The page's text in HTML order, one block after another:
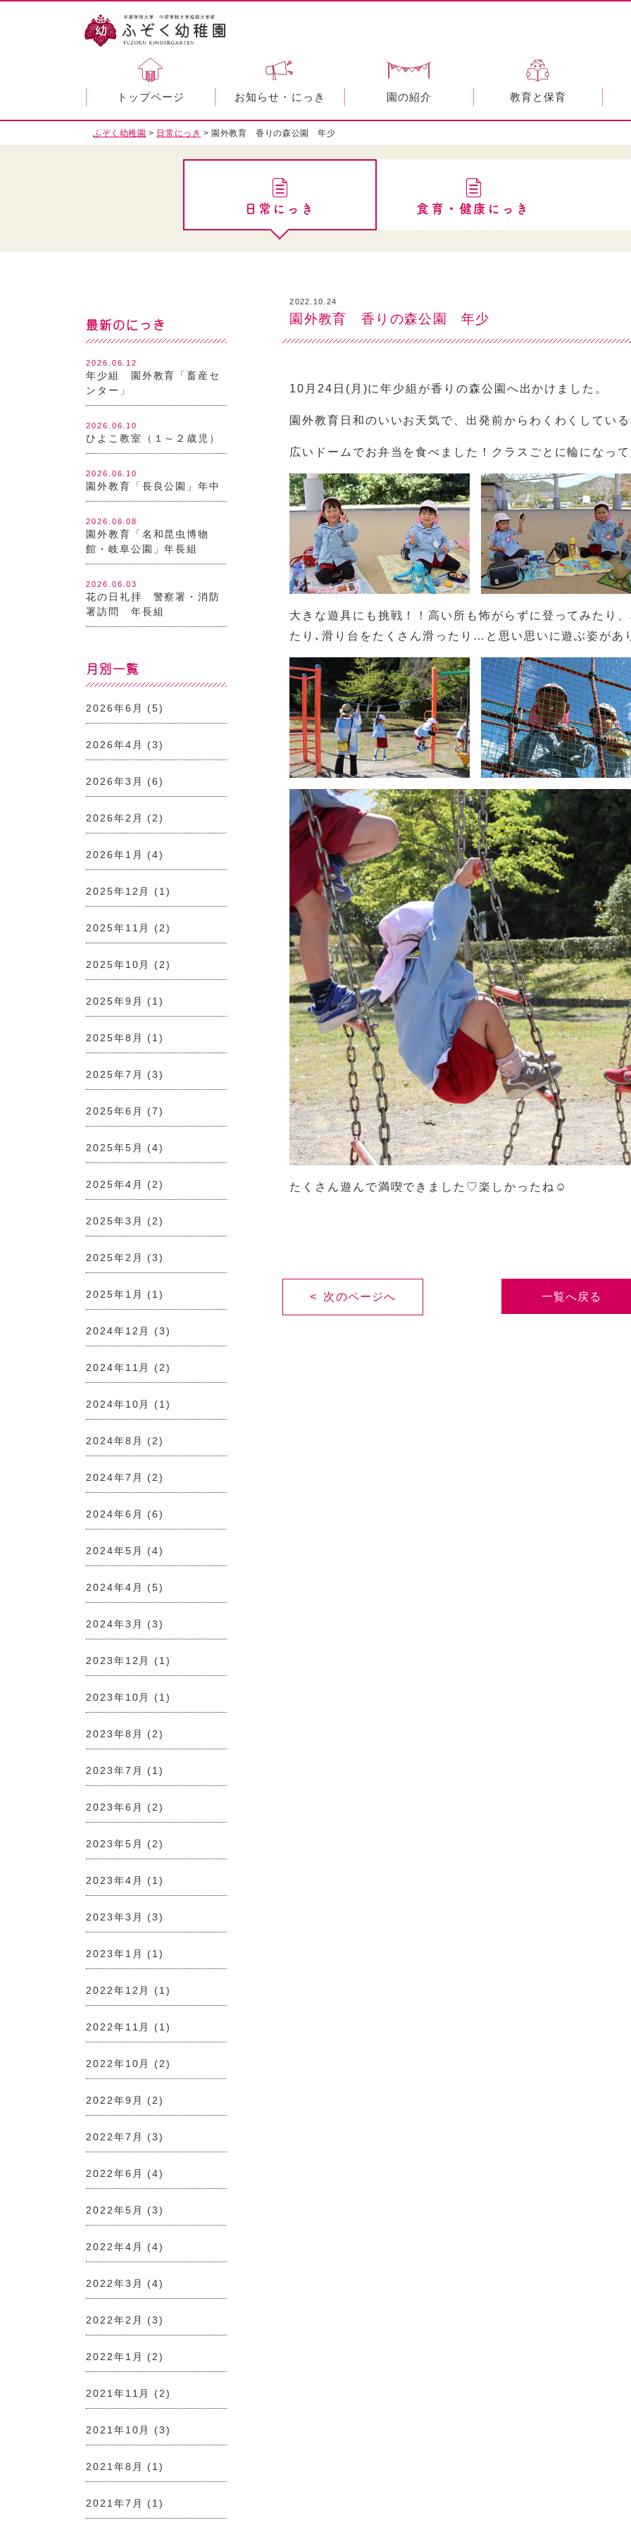
トップページ お知らせ・にっき 園の紹介 教育と保育
ふぞく幼稚園 > 日常にっき > 園外教育 香りの森公園 年少
日常にっき 食育・健康にっき
最新のにっき
2026.06.12
年少組 園外教育「畜産セ
ンター」
2026.06.10
ひよこ教室（１～２歳児）
2026.06.10
園外教育「長良公園」年中
2026.06.08
園外教育「名和昆虫博物
館・岐阜公園」年長組
2026.06.03
花の日礼拝 警察署・消防
署訪問 年長組
月別一覧
2026年6月 (5)
2026年4月 (3)
2026年3月 (6)
2026年2月 (2)
2026年1月 (4)
2025年12月 (1)
2025年11月 (2)
2025年10月 (2)
2025年9月 (1)
2025年8月 (1)
2025年7月 (3)
2025年6月 (7)
2025年5月 (4)
2025年4月 (2)
2025年3月 (2)
2025年2月 (3)
2025年1月 (1)
2024年12月 (3)
2024年11月 (2)
2024年10月 (1)
2024年8月 (2)
2024年7月 (2)
2024年6月 (6)
2024年5月 (4)
2024年4月 (5)
2024年3月 (3)
2023年12月 (1)
2023年10月 (1)
2023年8月 (2)
2023年7月 (1)
2023年6月 (2)
2023年5月 (2)
2023年4月 (1)
2023年3月 (3)
2023年1月 (1)
2022年12月 (1)
2022年11月 (1)
2022年10月 (2)
2022年9月 (2)
2022年7月 (3)
2022年6月 (4)
2022年5月 (3)
2022年4月 (4)
2022年3月 (4)
2022年2月 (3)
2022年1月 (2)
2021年11月 (2)
2021年10月 (3)
2021年8月 (1)
2021年7月 (1)
2022.10.24
園外教育 香りの森公園 年少
10月24日(月)に年少組が香りの森公園へ出かけました。
園外教育日和のいいお天気で、出発前からわくわくしてい
広いドームでお弁当を食べました！クラスごとに輪になっ
大きな遊具にも挑戦！！高い所も怖がらずに登ってみたり
たり､滑り台をたくさん滑ったり…と思い思いに遊ぶ姿があ
たくさん遊んで満喫できました♡楽しかったね☺
< 次のページへ 一覧へ戻る